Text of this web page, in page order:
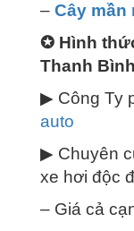
– Cây mần
✪ Hình
Thanh
▶ Công Ty
auto
▶ Chuyên
xe hơi độc
– Giá cả